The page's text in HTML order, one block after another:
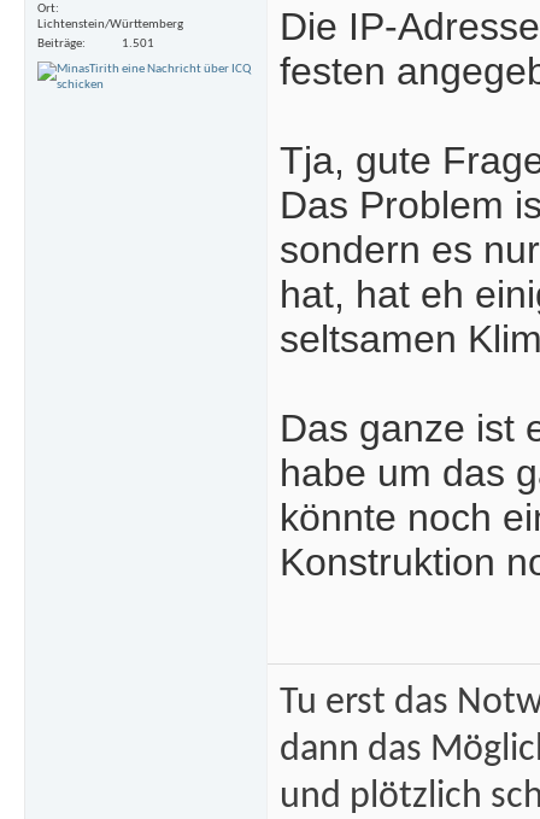
Ort
Lichtenstein/Württemberg
Beiträge
1.501
Die IP-
festen
Tja, gute
Das Problem
sondern es
hat, hat eh
seltsamen
Das ganze ist
habe um das
könnte noch
Konstruktion
Tu erst das
dann das
und plötzlich